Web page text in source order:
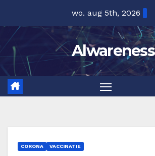
inhoud
wo. aug 5th, 2026
Alwareness
CORONA VACCINATIE